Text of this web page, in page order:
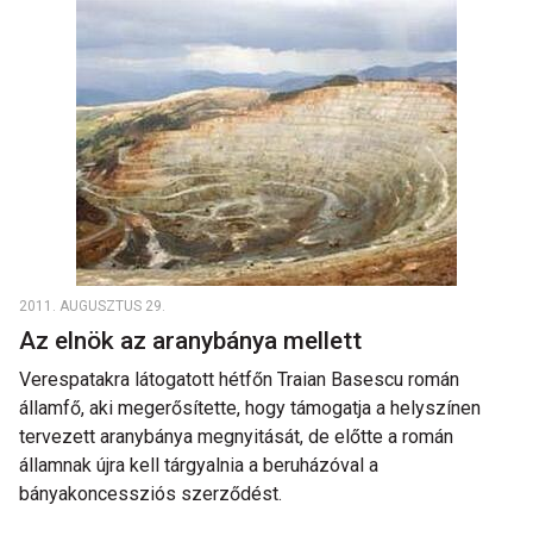
2011. AUGUSZTUS 29.
Az elnök az aranybánya mellett
Verespatakra látogatott hétfőn Traian Basescu román
államfő, aki megerősítette, hogy támogatja a helyszínen
tervezett aranybánya megnyitását, de előtte a román
államnak újra kell tárgyalnia a beruházóval a
bányakoncessziós szerződést.